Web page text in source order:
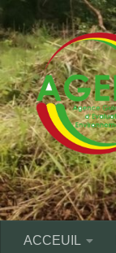
Skip to content
ACCEUIL